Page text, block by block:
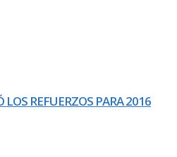
REFUERZOS PARA 2016